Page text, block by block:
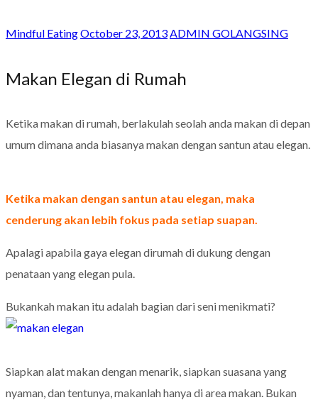
Mindful EatingOctober 23, 2013 ADMIN GOLANGSING
Makan Elegan di Rumah
Ketika makan di rumah, berlakulah seolah anda makan di depan
umum dimana anda biasanya makan dengan santun atau elegan.
Ketika makan dengan santun atau elegan, maka
cenderung akan lebih fokus pada setiap suapan.
Apalagi apabila gaya elegan dirumah di dukung dengan
penataan yang elegan pula.
Bukankah makan itu adalah bagian dari seni menikmati?
Siapkan alat makan dengan menarik, siapkan suasana yang
nyaman, dan tentunya, makanlah hanya di area makan. Bukan